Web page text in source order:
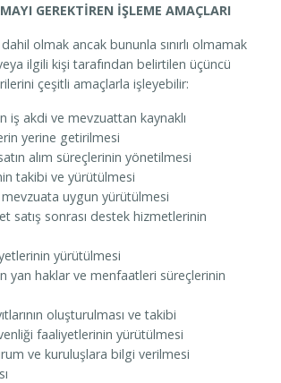
GEREKTİREN İŞLEME AMAÇLARI
olmak ancak bununla sınırlı olmamak
ilgili kişi tarafından belirtilen üçüncü
çeşitli amaçlarla işleyebilir:
iş akdi ve mevzuattan kaynaklı
yerine getirilmesi
alım süreçlerinin yönetilmesi
takibi ve yürütülmesi
uygun yürütülmesi
satış sonrası destek hizmetlerinin
yürütülmesi
yan haklar ve menfaatleri süreçlerinin
oluşturulması ve takibi
faaliyetlerinin yürütülmesi
ve kuruluşlara bilgi verilmesi